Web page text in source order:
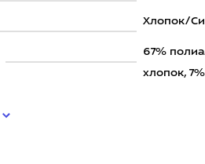
Хлопок/
67%
хлопок,